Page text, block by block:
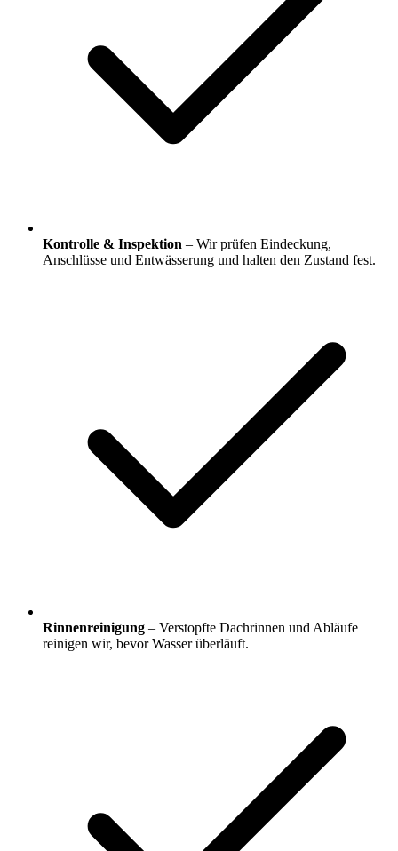
Kontrolle & Inspektion – Wir prüfen Eindeckung,
Anschlüsse und Entwässerung und halten den Zustand fest.
Rinnenreinigung – Verstopfte Dachrinnen und Abläufe
reinigen wir, bevor Wasser überläuft.